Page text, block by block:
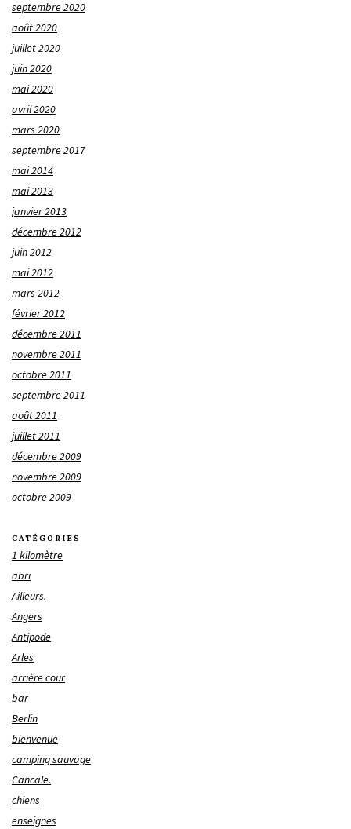
septembre 2020
août 2020
juillet 2020
juin 2020
mai 2020
avril 2020
mars 2020
septembre 2017
mai 2014
mai 2013
janvier 2013
décembre 2012
juin 2012
mai 2012
mars 2012
février 2012
décembre 2011
novembre 2011
octobre 2011
septembre 2011
août 2011
juillet 2011
décembre 2009
novembre 2009
octobre 2009
CATÉGORIES
1 kilomètre
abri
Ailleurs.
Angers
Antipode
Arles
arrière cour
bar
Berlin
bienvenue
camping sauvage
Cancale.
chiens
enseignes